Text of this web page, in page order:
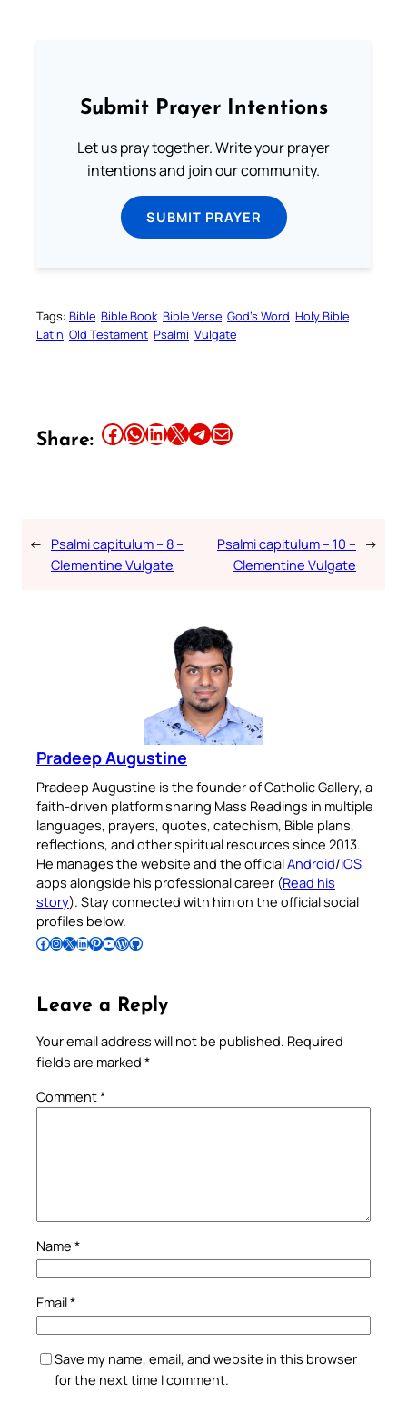
Submit Prayer Intentions
Let us pray together. Write your prayer
intentions and join our community.
SUBMIT PRAYER
Tags: Bible Bible Book Bible Verse God’s Word Holy Bible
Latin Old Testament Psalmi Vulgate
Share: Share this article on Facebook Share this article on WhatsApp Share this article on LinkedIn Share this article on X Share this article on TelegramEmail this Article
← Psalmi capitulum – 8 –
Clementine Vulgate
Psalmi capitulum – 10 –
Clementine Vulgate
→
Pradeep Augustine
Pradeep Augustine is the founder of Catholic Gallery, a
faith-driven platform sharing Mass Readings in multiple
languages, prayers, quotes, catechism, Bible plans,
reflections, and other spiritual resources since 2013.
He manages the website and the officialAndroid/iOS
apps alongside his professional career (Read his
story). Stay connected with him on the official social
profiles below.
Follow Pradeep on Facebook Follow Pradeep on InstagramFollow Pradeep on X Follow Pradeep on LinkedIn Follow Pradeep on Pinterest Subscribe to Pradeep’s Youtube Channel Follow Pradeep on WordPress Follow Pradeep on GitHub
Leave a Reply
Your email address will not be published. Required
fields are marked *
Comment*
Name *
Email*
Save my name, email, and website in this browser
for the next time I comment.